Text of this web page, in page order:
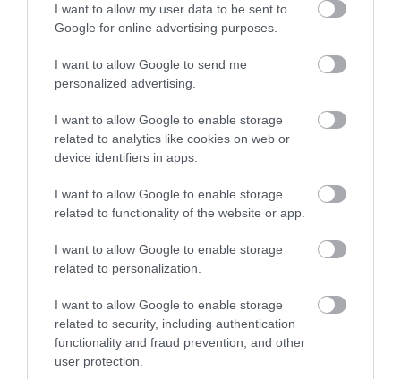
I want to allow my user data to be sent to
Google for online advertising purposes.
I want to allow Google to send me
personalized advertising.
I want to allow Google to enable storage
related to analytics like cookies on web or
device identifiers in apps.
I want to allow Google to enable storage
related to functionality of the website or app.
I want to allow Google to enable storage
related to personalization.
I want to allow Google to enable storage
related to security, including authentication
functionality and fraud prevention, and other
user protection.
Végül egy utolsó utáni ismételt kérés. Nem véletlenül
alakult ki a ne nyelessél mozgalom! Haldarabnál különösen
fontos az időben történő bevágás, mert így nem teszünk
harcsa a tettes, mindenképp törekedjünk az időben történő
bevágásra.
Kattints a videóra, ha szeretnél tanulni és látni, hogyan kell
ez a Tiszán csinálni!!! Más folyókon is működik.